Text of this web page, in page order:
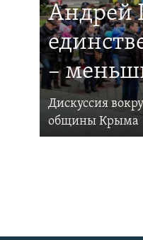
Андрей
–
Дискуссия
общины Крыма